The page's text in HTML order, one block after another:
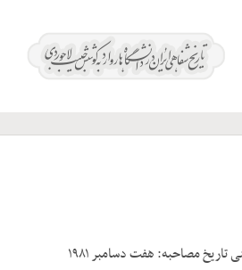
روایت‌کننده: دکتر علی امینی تاریخ مصاحبه: هفت دسامبر ۱۹۸۱